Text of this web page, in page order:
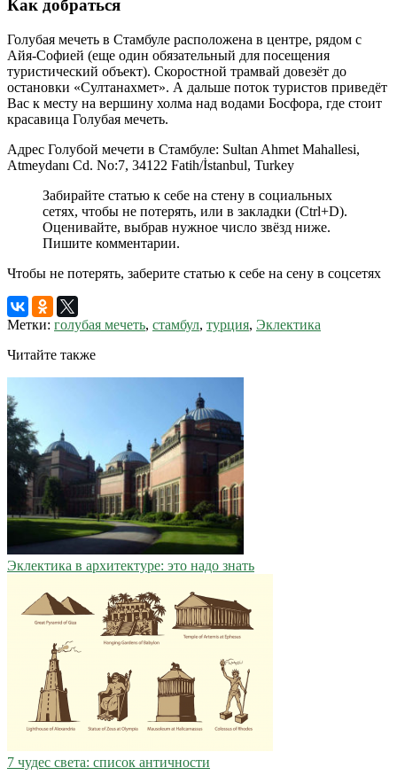
Как добраться
Голубая мечеть в Стамбуле расположена в центре, рядом с
Айя-Софией (еще один обязательный для посещения
туристический объект). Скоростной трамвай довезёт до
остановки «Султанахмет». А дальше поток туристов приведёт
Вас к месту на вершину холма над водами Босфора, где стоит
красавица Голубая мечеть.
Адрес Голубой мечети в Стамбуле: Sultan Ahmet Mahallesi,
Atmeydanı Cd. No:7, 34122 Fatih/İstanbul, Turkey
Забирайте статью к себе на стену в социальных
сетях, чтобы не потерять, или в закладки (Ctrl+D).
Оценивайте, выбрав нужное число звёзд ниже.
Пишите комментарии.
Чтобы не потерять, заберите статью к себе на сену в соцсетях
Метки: голубая мечеть, стамбул, турция, Эклектика
Читайте также
Эклектика в архитектуре: это надо знать
7 чудес света: список античности